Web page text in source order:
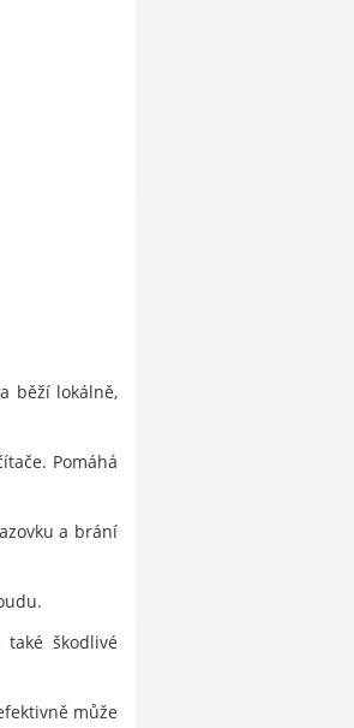
běží lokálně,
Pomáhá
a brání
škodlivé
může